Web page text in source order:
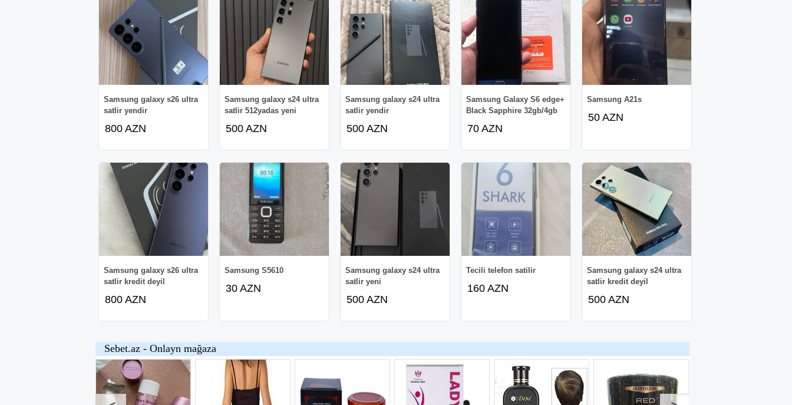
Samsung galaxy s26 ultra
satlir yendir
800 AZN
Samsung galaxy s24 ultra
satlir 512yadas yeni
500 AZN
Samsung galaxy s24 ultra
satlir yendir
500 AZN
Samsung Galaxy S6 edge+
Black Sapphire 32gb/4gb
70 AZN
Samsung A21s
50 AZN
Samsung galaxy s26 ultra
satlir kredit deyil
800 AZN
Samsung S5610
30 AZN
Samsung galaxy s24 ultra
satlir yeni
500 AZN
Tecili telefon satilir
160 AZN
Samsung galaxy s24 ultra
satlir kredit deyil
500 AZN